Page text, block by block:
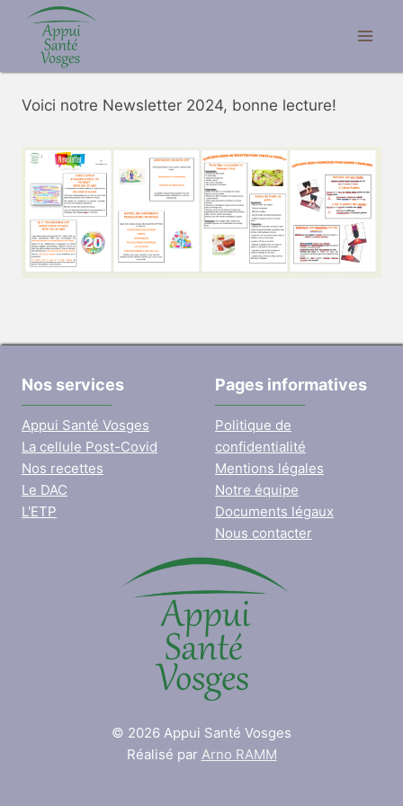
Aller
contenu
Voici notre Newsletter 2024, bonne lecture!
Nos services
Appui Santé Vosges
La cellule Post-Covid
Nos recettes
Le DAC
L'ETP
Pages informatives
Politique de
confidentialité
Mentions légales
Notre équipe
Documents légaux
Nous contacter
© 2026 Appui Santé Vosges
Réalisé par Arno RAMM